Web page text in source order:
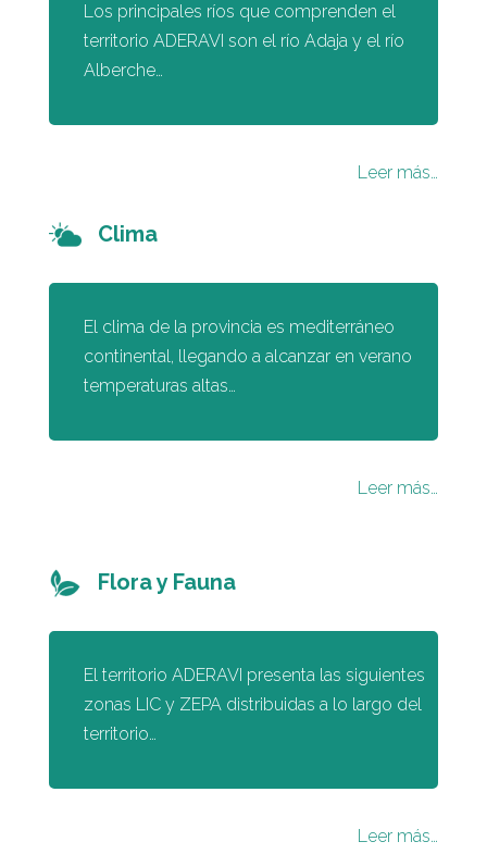
Los principales ríos que comprenden el
territorio ADERAVI son el río Adaja y el río
Alberche…
Leer más…
Clima
El clima de la provincia es mediterráneo
continental, llegando a alcanzar en verano
temperaturas altas…
Leer más…
Flora y Fauna
El territorio ADERAVI presenta las siguientes
zonas LIC y ZEPA distribuidas a lo largo del
territorio…
Leer más…